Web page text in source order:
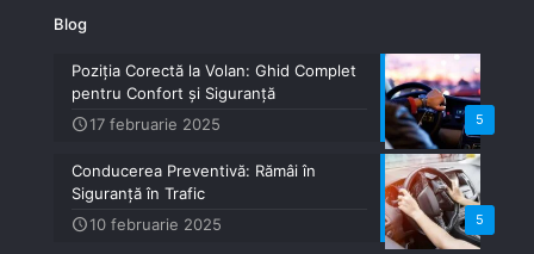
Blog
5
Poziția Corectă la Volan: Ghid Complet
pentru Confort și Siguranță
17 februarie 2025
5
Conducerea Preventivă: Rămâi în
Siguranță în Trafic
10 februarie 2025